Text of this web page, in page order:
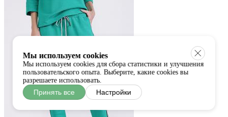
Мы используем cookies
Мы используем cookies для сбора статистики и улучшения
пользовательского опыта. Выберите, какие cookies вы
разрешаете использовать.
Принять все Настройки